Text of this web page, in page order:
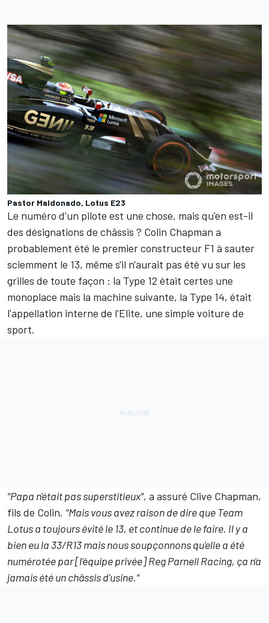
Pastor Maldonado, Lotus E23
Le numéro d'un pilote est une chose, mais qu'en est-il
des désignations de châssis ? Colin Chapman a
probablement été le premier constructeur F1 à sauter
sciemment le 13, même s'il n'aurait pas été vu sur les
grilles de toute façon : la Type 12 était certes une
monoplace mais la machine suivante, la Type 14, était
l'appellation interne de l'Elite, une simple voiture de
sport.
"Papa n'était pas superstitieux", a assuré Clive Chapman,
fils de Colin. "Mais vous avez raison de dire que Team
Lotus a toujours évité le 13, et continue de le faire. Il y a
bien eu la 33/R13 mais nous soupçonnons qu'elle a été
numérotée par [l'équipe privée] Reg Parnell Racing, ça n'a
jamais été un châssis d'usine."